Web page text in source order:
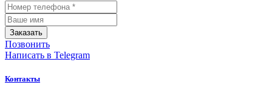
Заказать
Позвонить
Написать в Telegram
Контакты